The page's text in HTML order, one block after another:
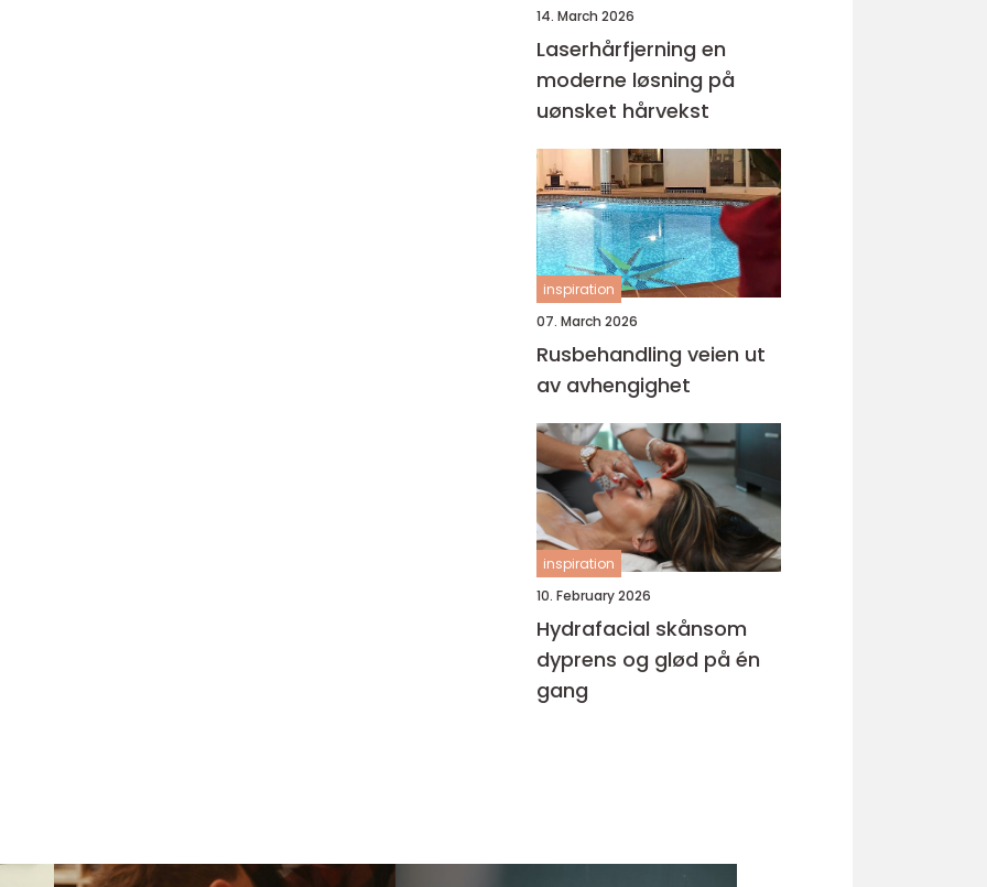
14. March 2026
Laserhårfjerning en
moderne løsning på
uønsket hårvekst
inspiration
07. March 2026
Rusbehandling veien ut
av avhengighet
inspiration
10. February 2026
Hydrafacial skånsom
dyprens og glød på én
gang